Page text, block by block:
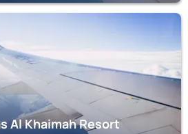
Al Khaimah Resort